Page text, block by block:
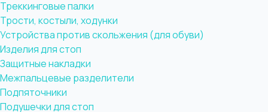
Треккинговые палки
Трости, костыли, ходунки
Устройства против скольжения (для обуви)
Изделия для стоп
Защитные накладки
Межпальцевые разделители
Подпяточники
Подушечки для стоп